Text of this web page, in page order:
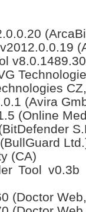
(Avira
(Online
(CA)
Tool
(Doctor